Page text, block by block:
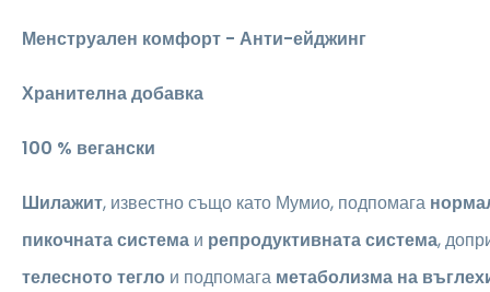
Менструален комфорт - Анти-ейджинг
Хранителна добавка
​100 % вегански
Шилажит, известно също като Мумио, подпомага
пикочната система и репродуктивната система,
телесното тегло и подпомага метаболизма на